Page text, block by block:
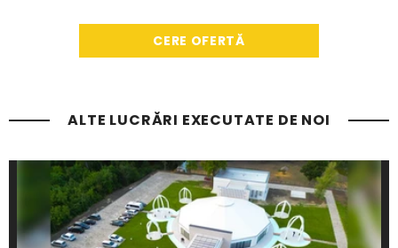
CERE OFERTĂ
ALTE LUCRĂRI EXECUTATE DE NOI